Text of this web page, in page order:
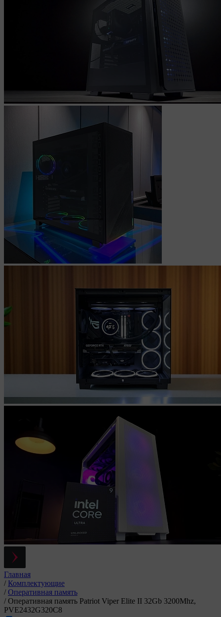
Главная
/ Комплектующие
/ Оперативная память
/ Оперативная память Patriot Viper Elite II 32Gb 3200Mhz,
PVE2432G320C8